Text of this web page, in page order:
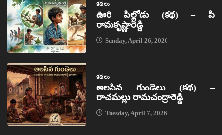
కథలు
ఊరి పిల్లోడు (కథ) – పి
రామకృష్ణారెడ్డి
Sunday, April 26, 2026
కథలు
అలసిన గుండెలు (కథ) –
రాచమల్లు రామచంద్రారెడ్డి
Tuesday, April 7, 2026